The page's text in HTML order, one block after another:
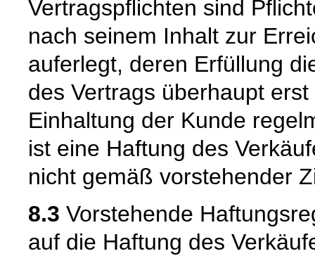
Vertragspflichten sind
nach seinem Inhalt zur
auferlegt, deren Erfüllung
des Vertrags überhaupt
Einhaltung der Kunde
ist eine Haftung des
nicht gemäß vorstehender
8.3 Vorstehende
auf die Haftung des